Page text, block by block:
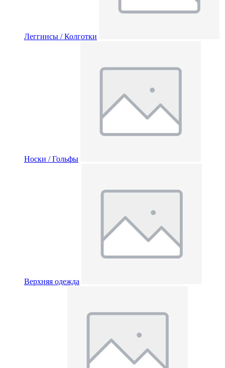
Леггинсы / Колготки
Носки / Гольфы
Верхняя одежда